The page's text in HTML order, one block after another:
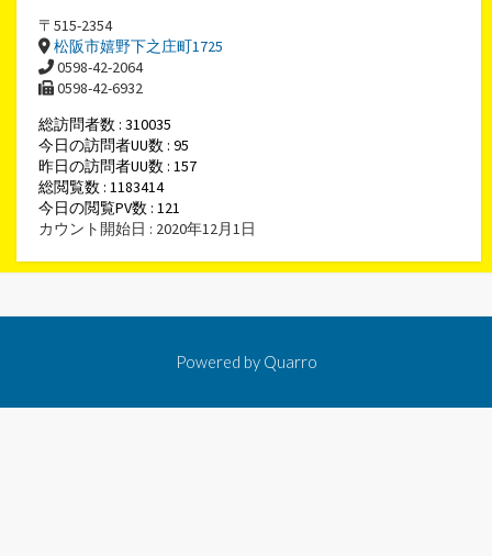
〒515-2354
松阪市嬉野下之庄町1725
0598-42-2064
0598-42-6932
総訪問者数 : 310035
今日の訪問者UU数 : 95
昨日の訪問者UU数 : 157
総閲覧数 : 1183414
今日の閲覧PV数 : 121
カウント開始日 : 2020年12月1日
Powered by Quarro